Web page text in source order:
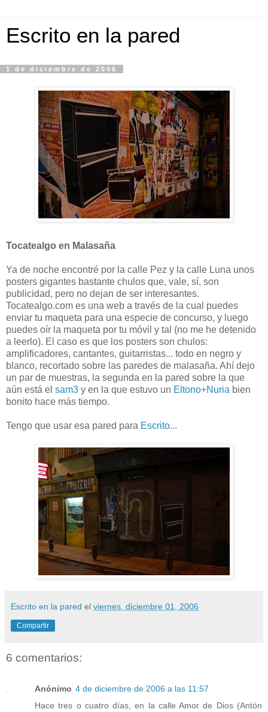
Escrito en la pared
1 de diciembre de 2006
Tocatealgo en Malasaña
Ya de noche encontré por la calle Pez y la calle Luna unos
posters gigantes bastante chulos que, vale, sí, son
publicidad, pero no dejan de ser interesantes.
Tocatealgo.com es una web a través de la cual puedes
enviar tu maqueta para una especie de concurso, y luego
puedes oír la maqueta por tu móvil y tal (no me he detenido
a leerlo). El caso es que los posters son chulos:
amplificadores, cantantes, guitarristas... todo en negro y
blanco, recortado sobre las paredes de malasaña. Ahí dejo
un par de muestras, la segunda en la pared sobre la que
aún está el sam3 y en la que estuvo un Eltono+Nuria bien
bonito hace más tiempo.
Tengo que usar esa pared para Escrito...
Escrito en la pared el viernes, diciembre 01, 2006
Compartir
6 comentarios:
Anónimo 4 de diciembre de 2006 a las 11:57
Hace tres o cuatro días, en la calle Amor de Dios (Antón